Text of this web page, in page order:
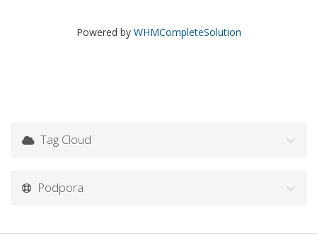
Powered by WHMCompleteSolution
Tag Cloud
Podpora